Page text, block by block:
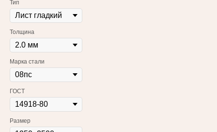
Тип
Толщина
Марка стали
ГОСТ
Размер